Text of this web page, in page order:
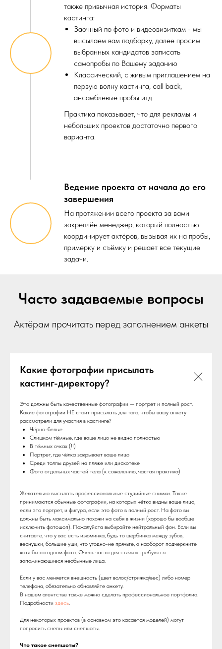
также привычная история. Форматы
кастинга:
Заочный по фото и видеовизиткам - мы
высылаем вам подборку, далее просим
выбранных кандидатов записать
самопробы по Вашему заданию
Классический, с живым приглашением на
первую волну кастинга, call back,
ансамблевые пробы итд.
Практика показывает, что для рекламы и
небольших проектов достаточно первого
варианта.
Ведение проекта от начала до его
завершения
На протяжении всего проекта за вами
закреплён менеджер, который полностью
координирует актёров, вызывая их на пробы,
примерку и съёмку и решает все текущие
задачи.
Часто задаваемые вопросы
Актёрам прочитать перед заполнением анкеты
Какие фотографии присылать
кастинг-директору?
Это должны быть качественные фотографии — портрет и полный рост.
Какие фотографии НЕ стоит присылать для того, чтобы вашу анкету
рассмотрели для участия в кастинге?
Чёрно-белые
Слишком тёмные, где ваше лицо не видно полностью
В тёмных очках (!!)
Портрет, где чёлка закрывает ваше лицо
Среди толпы друзей на пляже или дискотеке
Фото отдельных частей тела (к сожалению, частая практика)
Желательно высылать профессиональные студийные снимки. Также
принимаются обычные фотографии, на которых чётко видны ваше лицо,
если это портрет, и фигура, если это фото в полный рост. На фото вы
должны быть максимально похожи на себя в жизни (хорошо бы вообще
исключить фотошоп). Пожалуйста выбирайте нейтральный фон. Если вы
считаете, что у вас есть изюминка, будь то щербинка между зубов,
веснушки, большие уши, что угодно-не прячьте, а наоборот подчеркните
хотя бы на одном фото. Очень часто для съёмок требуются
запоминающиеся необычные лица.
Если у вас меняется внешность (цвет волос/стрижка/вес) либо номер
телефона, обязательно обновляйте анкету.
В нашем агентстве также можно сделать профессиональное портфолио.
Подробности здесь
Для некоторых проектов (в основном это касается моделей) могут
попросить снепы или снепшоты.
Что такое снепшоты?